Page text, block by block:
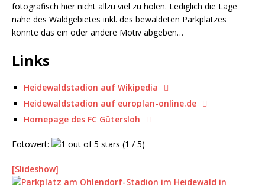
fotografisch hier nicht allzu viel zu holen. Lediglich die Lage
nahe des Waldgebietes inkl. des bewaldeten Parkplatzes
könnte das ein oder andere Motiv abgeben…
Links
Heidewaldstadion auf Wikipedia
Heidewaldstadion auf europlan-online.de
Homepage des FC Gütersloh
Fotowert: (1 / 5)
[Slideshow]